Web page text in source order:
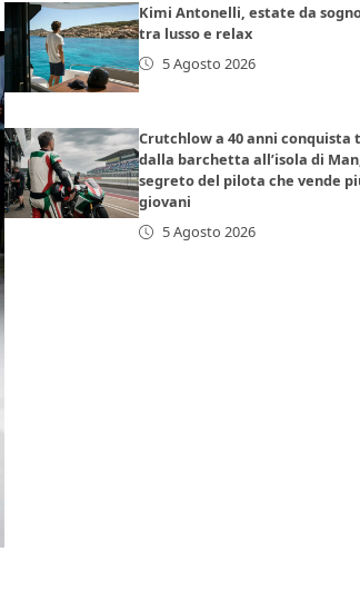
Kimi Antonelli, estate da
tra lusso e relax
5 Agosto 2026
Crutchlow a 40 anni conquista
dalla barchetta all’isola di
segreto del pilota che vende
giovani
5 Agosto 2026